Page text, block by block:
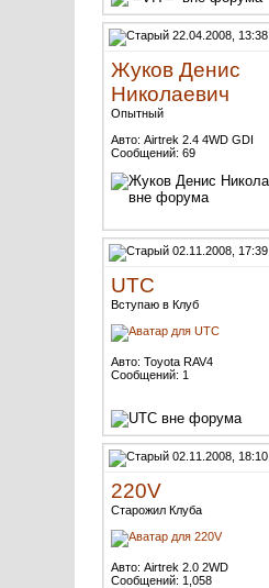
22.04.2008, 13:38
Жуков Денис
Николаевич
Опытный
Авто: Airtrek 2.4 4WD GDI
Сообщений: 69
02.11.2008, 17:39
UTC
Вступаю в Клуб
Авто: Toyota RAV4
Сообщений: 1
02.11.2008, 18:10
220V
Старожил Клуба
Авто: Airtrek 2.0 2WD
Сообщений: 1,058